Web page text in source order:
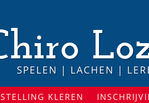
SPELEN | LACHEN |
KLEREN